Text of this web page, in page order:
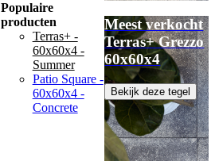
Populaire
producten
Terras+ -
60x60x4 -
Summer
Patio Square -
60x60x4 -
Concrete
Meest verkocht
Terras+ Grezzo
60x60x4
Bekijk deze tegel